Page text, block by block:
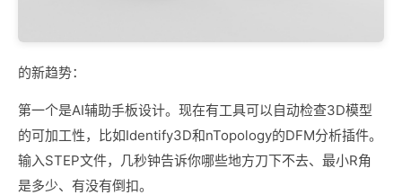
的新趋势：
第一个是AI辅助手板设计。现在有工具可以自动检查3D模型
的可加工性，比如Identify3D和nTopology的DFM分析插件。
输入STEP文件，几秒钟告诉你哪些地方刀下不去、最小R角
是多少、有没有倒扣。